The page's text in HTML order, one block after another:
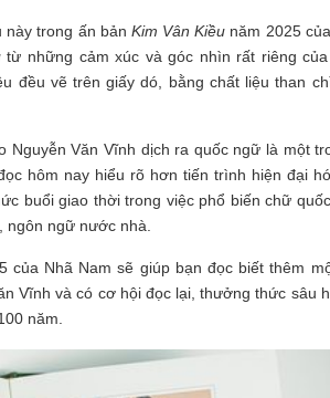
này trong ấn bản Kim Vân Kiều năm 2025
từ những cảm xúc và góc nhìn rất riêng
đều vẽ trên giấy dó, bằng chất liệu than
Nguyễn Văn Vĩnh dịch ra quốc ngữ là một
hôm nay hiểu rõ hơn tiến trình hiện đại
buổi giao thời trong việc phổ biến chữ
ngôn ngữ nước nhà.
của Nhã Nam sẽ giúp bạn đọc biết thêm
Vĩnh và có cơ hội đọc lại, thưởng thức sâu
năm.